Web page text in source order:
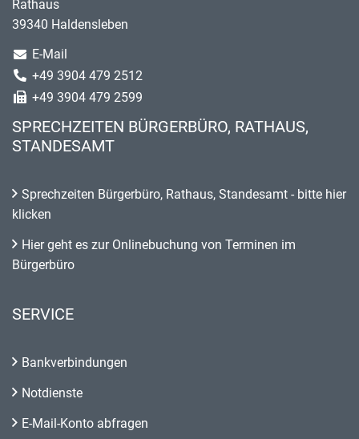
Rathaus
39340 Haldensleben
E-Mail
+49 3904 479 2512
+49 3904 479 2599
SPRECHZEITEN BÜRGERBÜRO, RATHAUS,
STANDESAMT
Sprechzeiten Bürgerbüro, Rathaus, Standesamt - bitte hier
klicken
Hier geht es zur Onlinebuchung von Terminen im
Bürgerbüro
SERVICE
Bankverbindungen
Notdienste
E-Mail-Konto abfragen